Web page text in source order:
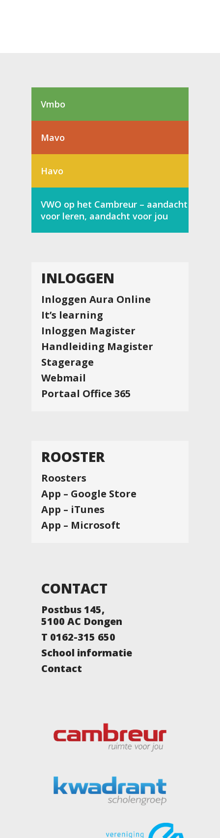
Vmbo
Mavo
Havo
VWO op het Cambreur – aandacht
voor leren, aandacht voor jou
INLOGGEN
Inloggen Aura Online
It’s learning
Inloggen Magister
Handleiding Magister
Stagerage
Webmail
Portaal Office 365
ROOSTER
Roosters
App – Google Store
App – iTunes
App – Microsoft
CONTACT
Postbus 145,
5100 AC Dongen
T 0162-315 650
School informatie
Contact